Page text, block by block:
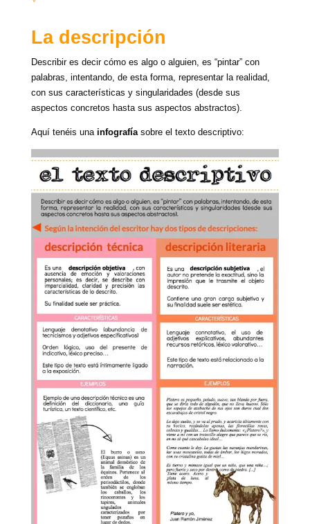
La descripción
Describir es decir cómo es algo o alguien, es “pintar” con
palabras, intentando, de esta forma, representar la realidad,
con sus características y singularidades (desde sus
aspectos concretos hasta sus aspectos abstractos).
Aquí tenéis una infografíasobre el texto descriptivo: